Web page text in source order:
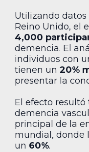
Utilizando
Reino Unido, el
4,000
demencia. El
individuos con
tienen un 20%
presentar la
El efecto resultó
demencia
principal de la
mundial, donde
un 60%.